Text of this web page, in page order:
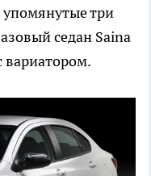
три
седан Saina
вариатором.